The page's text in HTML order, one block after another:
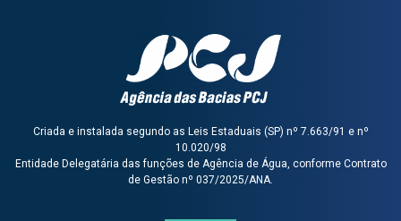
Criada e instalada segundo as Leis Estaduais (SP) nº 7.663/91 e nº
10.020/98
Entidade Delegatária das funções de Agência de Água, conforme Contrato
de Gestão nº 037/2025/ANA.